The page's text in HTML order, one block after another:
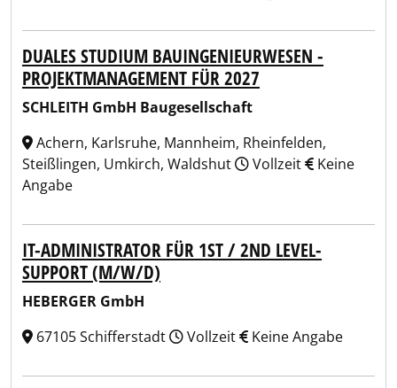
DUALES STUDIUM BAUINGENIEURWESEN -
PROJEKTMANAGEMENT FÜR 2027
SCHLEITH GmbH Baugesellschaft
Achern, Karlsruhe, Mannheim, Rheinfelden,
Steißlingen, Umkirch, Waldshut
Vollzeit
Keine
Angabe
IT-ADMINISTRATOR FÜR 1ST / 2ND LEVEL-
SUPPORT (M/W/D)
HEBERGER GmbH
67105 Schifferstadt
Vollzeit Keine Angabe